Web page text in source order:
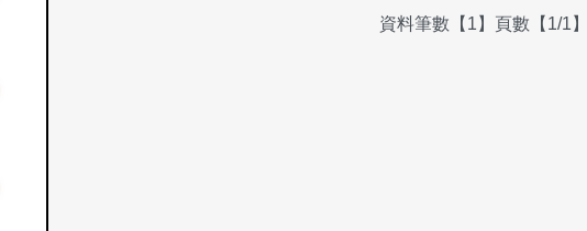
資料筆數【1】頁數【1/1】